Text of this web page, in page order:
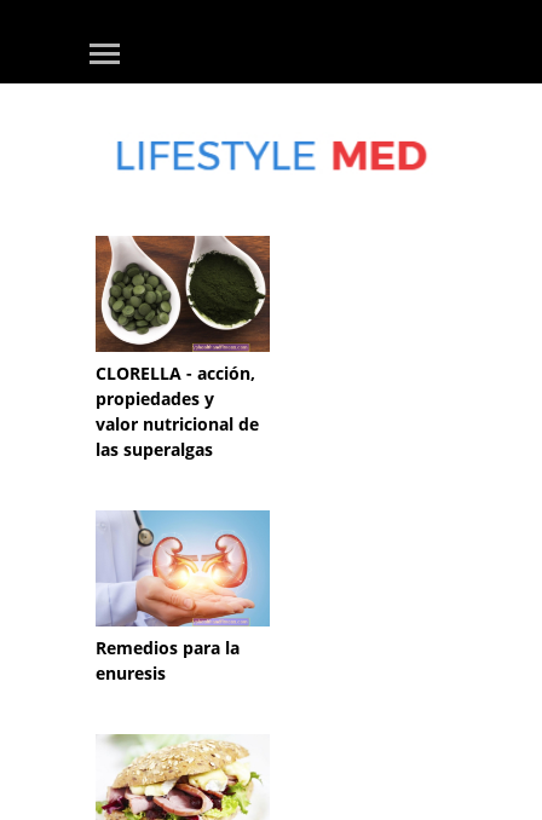
CLORELLA - acción,
propiedades y
valor nutricional de
las superalgas
Remedios para la
enuresis